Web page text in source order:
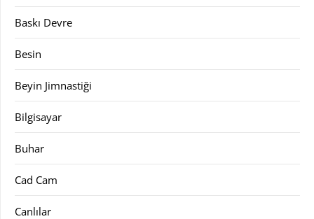
Baskı Devre
Besin
Beyin Jimnastiği
Bilgisayar
Buhar
Cad Cam
Canlılar